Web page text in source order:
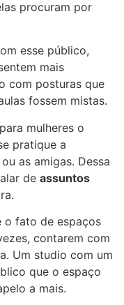
procuram por
esse público,
mais
com posturas que
fossem mistas.
mulheres o
pratique a
as amigas. Dessa
de assuntos
o fato de espaços
contarem com
Um studio com um
que o espaço
a mais.